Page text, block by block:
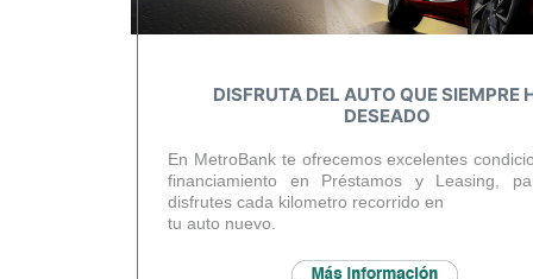
DISFRUTA DEL AUTO QUE SIEMPRE
DESEADO
En MetroBank te ofrecemos excelentes
financiamiento en Préstamos y Leasing,
disfrutes cada kilometro recorrido en
tu auto nuevo.